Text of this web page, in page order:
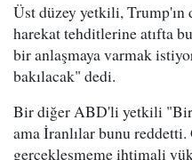
Üst düzey yetkili, Trump'ın
harekat tehditlerine atıfta
bir anlaşmaya varmak
bakılacak" dedi.
Bir diğer ABD'li yetkili "Bir
ama İranlılar bunu
gerçekleşmeme ihtimali